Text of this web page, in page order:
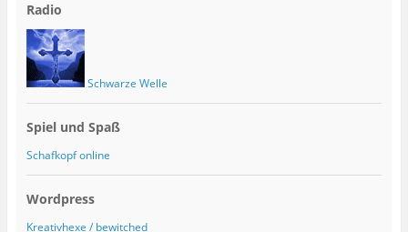
Radio
Schwarze Welle
Spiel und Spaß
Schafkopf online
Wordpress
Kreativhexe / bewitched